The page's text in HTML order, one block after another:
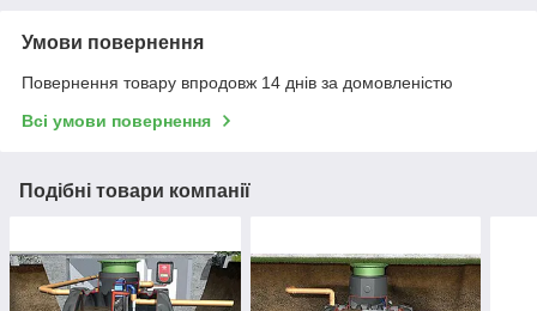
Умови повернення
Повернення товару впродовж 14 днів за домовленістю
Всі умови повернення
Подібні товари компанії